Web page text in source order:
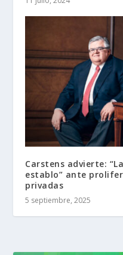
Carstens advierte:
establo” ante
privadas
5 septiembre, 2025